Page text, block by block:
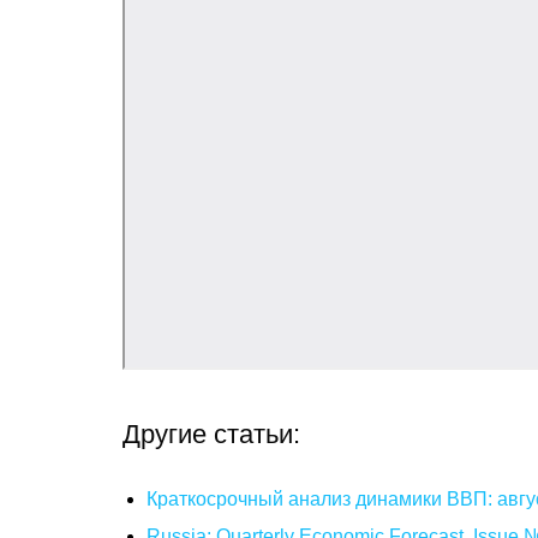
Другие статьи:
Краткосрочный анализ динамики ВВП: